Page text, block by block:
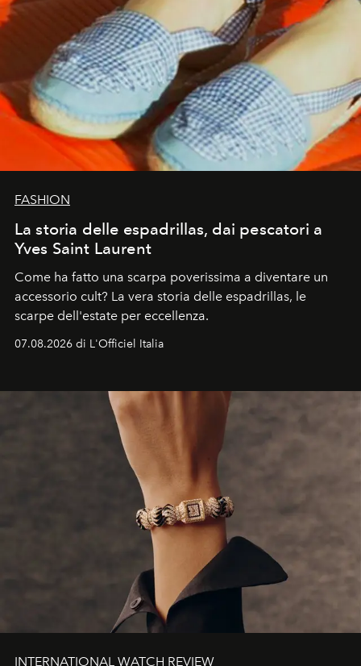
FASHION
La storia delle espadrillas, dai pescatori a
Yves Saint Laurent
Come ha fatto una scarpa poverissima a diventare un
accessorio cult? La vera storia delle espadrillas, le
scarpe dell'estate per eccellenza.
07.08.2026 di L'Officiel Italia
INTERNATIONAL WATCH REVIEW